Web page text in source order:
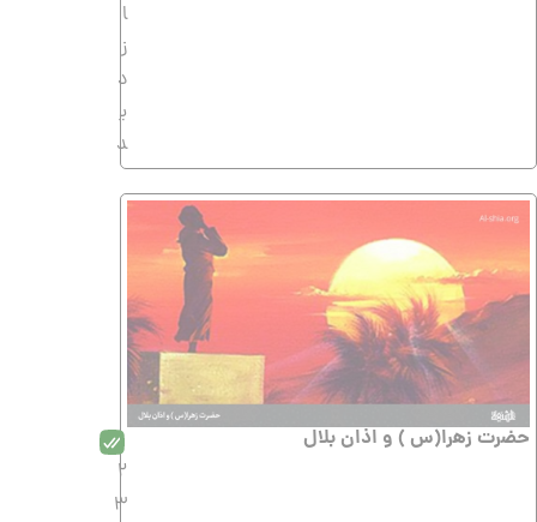
ا
ز
د
ی
د
حضرت زهرا(س ) و اذان بلال
2
3